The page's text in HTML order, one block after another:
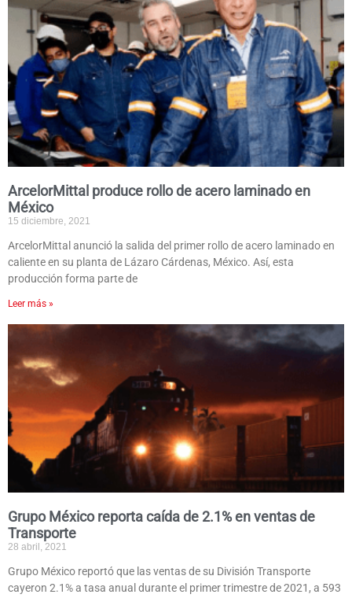
ArcelorMittal produce rollo de acero laminado en
México
15 diciembre, 2021
ArcelorMittal anunció la salida del primer rollo de acero laminado en
caliente en su planta de Lázaro Cárdenas, México. Así, esta
producción forma parte de
Leer más »
Grupo México reporta caída de 2.1% en ventas de
Transporte
28 abril, 2021
Grupo México reportó que las ventas de su División Transporte
cayeron 2.1% a tasa anual durante el primer trimestre de 2021, a 593